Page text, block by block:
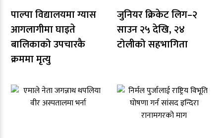
पाल्पा विद्यालयमा ग्यास
आगलागीमा घाइते
बालिकाको उपचारकै
क्रममा मृत्यु
जुनियर क्रिकेट लिग–२
साउन २५ देखि, २४
टोलीको सहभागिता